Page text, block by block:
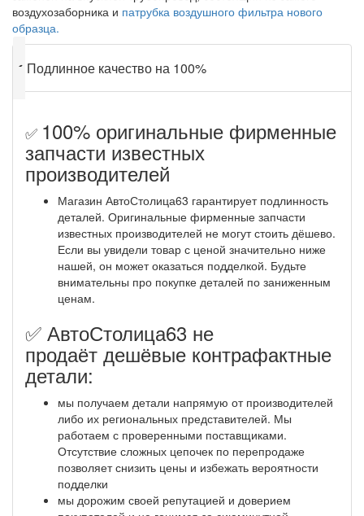
воздухозаборника и патрубка воздушного фильтра нового
образца.
✔ Подлинное качество на 100%
✅ 100% оригинальные фирменные
запчасти известных
производителей
Магазин АвтоСтолица63 гарантирует подлинность
деталей. Оригинальные фирменные запчасти
известных производителей не могут стоить дёшево.
Если вы увидели товар с ценой значительно ниже
нашей, он может оказаться подделкой. Будьте
внимательны про покупке деталей по заниженным
ценам.
✅ АвтоСтолица63 не
продаёт дешёвые контрафактные
детали:
мы получаем детали напрямую от производителей
либо их региональных представителей. Мы
работаем с проверенными поставщиками.
Отсутствие сложных цепочек по перепродаже
позволяет снизить цены и избежать вероятности
подделки
мы дорожим своей репутацией и доверием